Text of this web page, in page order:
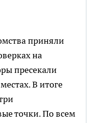
приняли
на
пресекали
В итоге
точки. По всем